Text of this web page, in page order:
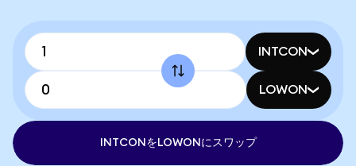
INTCON
LOWON
INTCONをLOWONにスワップ